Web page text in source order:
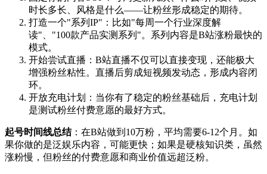
时长多长、风格是什么——让粉丝形成稳定的期待。
打造一个"系列IP"：比如"每周一个行业深度解
读"、"100款产品实测系列"。系列内容是B站涨粉最快的
模式。
开始尝试直播：B站直播不仅可以直接变现，还能极大
增强粉丝粘性。直播后剪成短视频发动态，形成内容闭
环。
开放充电计划：当你有了稳定的粉丝基础后，充电计划
是测试粉丝付费意愿的最好方式。
起号时间线总结：在B站做到10万粉，平均需要6-12个月。如
果你做的是泛娱乐内容，可能更快；如果是硬核知识类，虽然
涨粉慢，但粉丝的付费意愿和商业价值远超泛粉。